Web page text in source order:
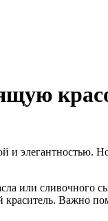
и элегантностью.
или сливочного
краситель. Важно